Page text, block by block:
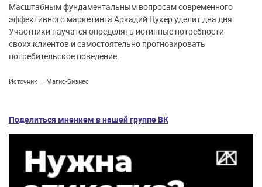
Масштабным фундаментальным вопросам современного
эффективного маркетинга Аркадий Цукер уделит два дня.
Участники научатся определять истинные потребности
своих клиентов и самостоятельно прогнозировать
потребительское поведение.
Источник — Магис-Бизнес
Поделиться мнением в нашей группе ВК